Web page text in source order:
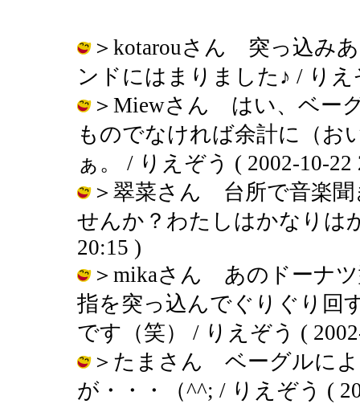
＞kotarouさん 突っ込み
ンドにはまりました♪ / りえ
＞Miewさん はい、ベー
ものでなければ余計に（お
ぁ。 / りえぞう ( 2002-10-22
＞翠菜さん 台所で音楽聞
せんか？わたしはかなりは
20:15 )
＞mikaさん あのドーナツ
指を突っ込んでぐりぐり回
です（笑） / りえぞう (
＞たまさん ベーグルによ
が・・・（^^; / りえぞう (